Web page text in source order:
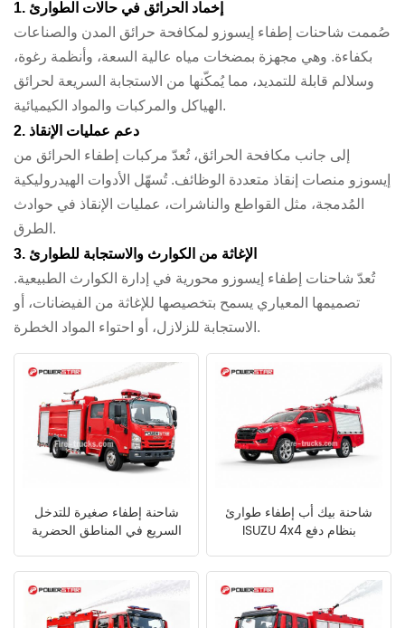
1. إخماد الحرائق في حالات الطوارئ
صُممت شاحنات إطفاء إيسوزو لمكافحة حرائق المدن والصناعات
بكفاءة. وهي مجهزة بمضخات مياه عالية السعة، وأنظمة رغوة،
وسلالم قابلة للتمديد، مما يُمكّنها من الاستجابة السريعة لحرائق
الهياكل والمركبات والمواد الكيميائية.
2. دعم عمليات الإنقاذ
إلى جانب مكافحة الحرائق، تُعدّ مركبات إطفاء الحرائق من
إيسوزو منصات إنقاذ متعددة الوظائف. تُسهّل الأدوات الهيدروليكية
المُدمجة، مثل القواطع والناشرات، عمليات الإنقاذ في حوادث
الطرق.
3. الإغاثة من الكوارث والاستجابة للطوارئ
تُعدّ شاحنات إطفاء إيسوزو محورية في إدارة الكوارث الطبيعية.
تصميمها المعياري يسمح بتخصيصها للإغاثة من الفيضانات، أو
الاستجابة للزلازل، أو احتواء المواد الخطرة.
شاحنة إطفاء صغيرة للتدخل
السريع في المناطق الحضرية
شاحنة بيك أب إطفاء طوارئ
ISUZU 4x4 بنظام دفع